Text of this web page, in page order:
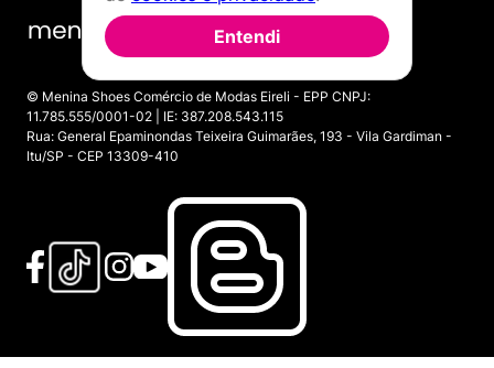
© Menina Shoes Comércio de Modas Eireli - EPP CNPJ:
11.785.555/0001-02 | IE: 387.208.543.115
Rua: General Epaminondas Teixeira Guimarães, 193 - Vila Gardiman -
Itu/SP - CEP 13309-410
Entendi